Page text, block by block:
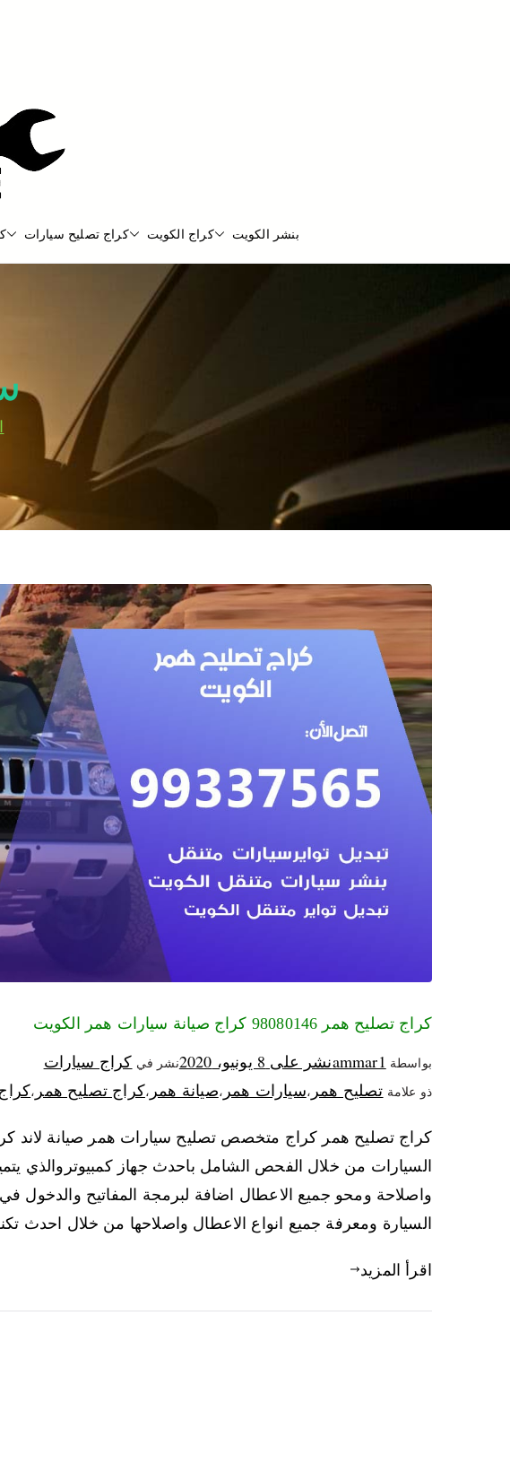
بنشر الكويت كراج الكويت كراج تصليح سيارات
كراج تصليح همر 98080146‬ كراج صيانة سيارات همر الكويت
بواسطة ammar1نشر على 8 يونيو، 2020 نشر في كراج سيارات
ذو علامة تصليح همر ،سيارات همر ،صيانة همر ،كراج تصليح همر ،
كراج تصليح همر كراج متخصص تصليح سيارات همر صيانة لاند
السيارات من خلال الفحص الشامل باحدث جهاز كمبيوتروالذي
واصلاحة ومحو جميع الاعطال اضافة لبرمجة المفاتيح
السيارة ومعرفة جميع انواع الاعطال واصلاحها من خلال احدث
اقرأ المزيد